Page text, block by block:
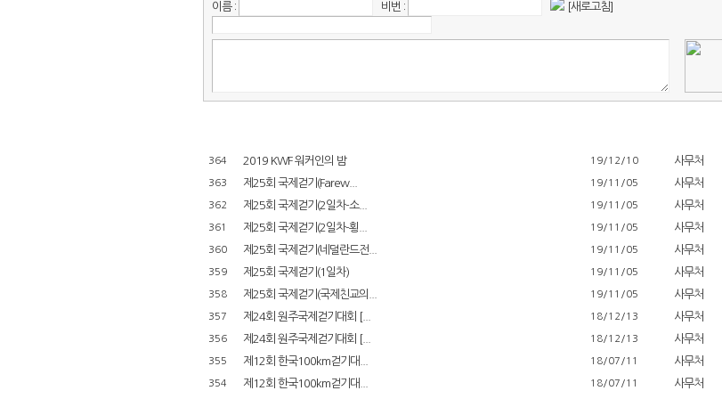
이름 : 비번 : [새로고침]
364 2019 KWF 워커인의 밤 19/12/10 사무처
363 제25회 국제걷기(Farew... 19/11/05 사무처
362 제25회 국제걷기(2일차-소... 19/11/05 사무처
361 제25회 국제걷기(2일차-횡... 19/11/05 사무처
360 제25회 국제걷기(네덜란드전... 19/11/05 사무처
359 제25회 국제걷기(1일차) 19/11/05 사무처
358 제25회 국제걷기(국제친교의... 19/11/05 사무처
357 제24회 원주국제걷기대회 [... 18/12/13 사무처
356 제24회 원주국제걷기대회 [... 18/12/13 사무처
355 제12회 한국100km걷기대... 18/07/11 사무처
354 제12회 한국100km걷기대... 18/07/11 사무처